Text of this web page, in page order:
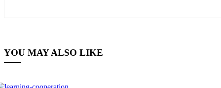
YOU MAY ALSO LIKE